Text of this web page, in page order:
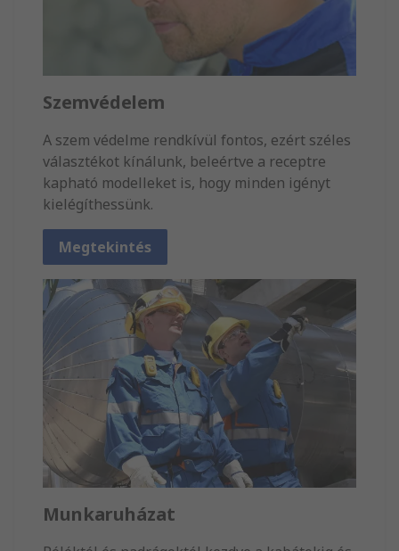
Szemvédelem
A szem védelme rendkívül fontos, ezért széles
választékot kínálunk, beleértve a receptre
kapható modelleket is, hogy minden igényt
kielégíthessünk.
Megtekintés
Munkaruházat